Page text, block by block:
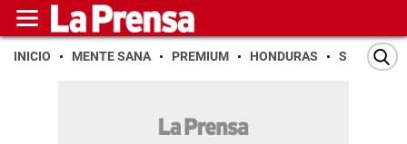
INICIO MENTE SANA PREMIUM HONDURAS SAN PEDRO